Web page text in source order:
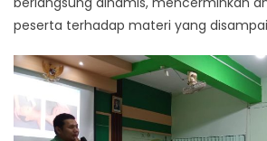
peserta terhadap materi yang